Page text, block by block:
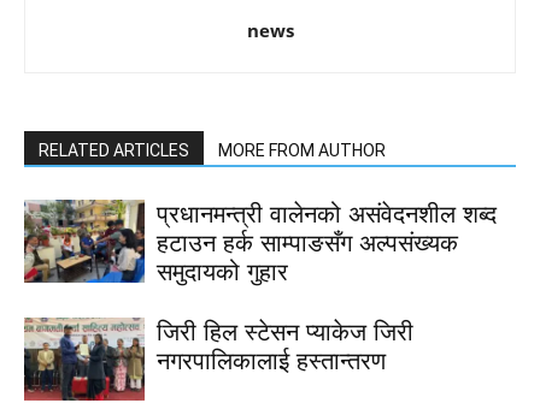
news
RELATED ARTICLES MORE FROM AUTHOR
प्रधानमन्त्री वालेनको असंवेदनशील शब्द
हटाउन हर्क साम्पाङसँग अल्पसंख्यक
समुदायको गुहार
जिरी हिल स्टेसन प्याकेज जिरी
नगरपालिकालाई हस्तान्तरण